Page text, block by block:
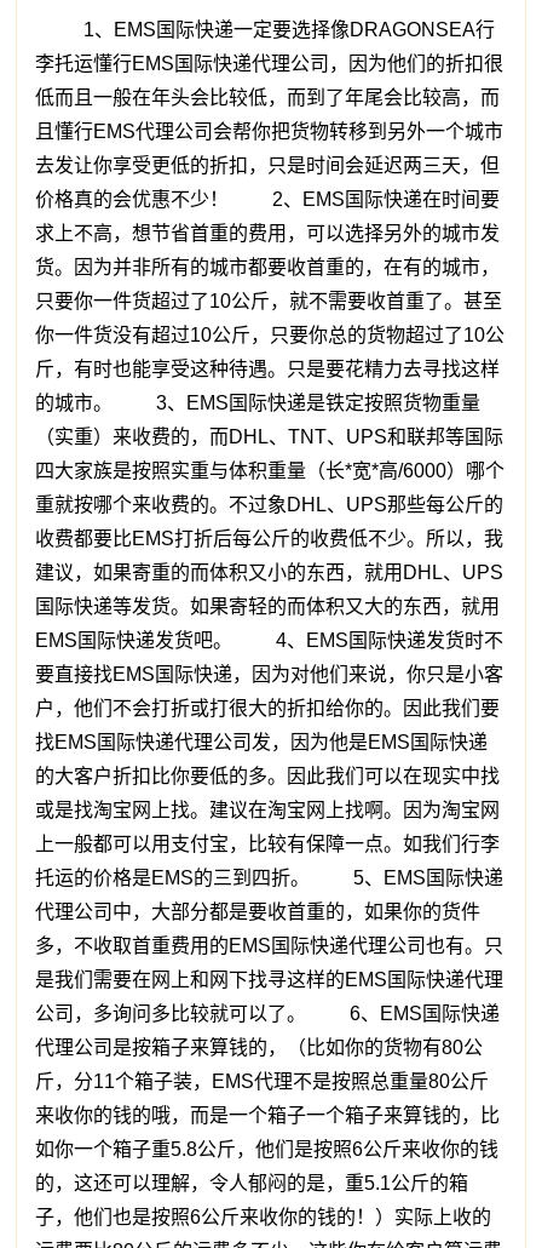
1、EMS国际快递一定要选择像DRAGONSEA行
李托运懂行EMS国际快递代理公司，因为他们的折扣很
低而且一般在年头会比较低，而到了年尾会比较高，而
且懂行EMS代理公司会帮你把货物转移到另外一个城市
去发让你享受更低的折扣，只是时间会延迟两三天，但
价格真的会优惠不少！ 2、EMS国际快递在时间要
求上不高，想节省首重的费用，可以选择另外的城市发
货。因为并非所有的城市都要收首重的，在有的城市，
只要你一件货超过了10公斤，就不需要收首重了。甚至
你一件货没有超过10公斤，只要你总的货物超过了10公
斤，有时也能享受这种待遇。只是要花精力去寻找这样
的城市。 3、EMS国际快递是铁定按照货物重量
（实重）来收费的，而DHL、TNT、UPS和联邦等国际
四大家族是按照实重与体积重量（长*宽*高/6000）哪个
重就按哪个来收费的。不过象DHL、UPS那些每公斤的
收费都要比EMS打折后每公斤的收费低不少。所以，我
建议，如果寄重的而体积又小的东西，就用DHL、UPS
国际快递等发货。如果寄轻的而体积又大的东西，就用
EMS国际快递发货吧。 4、EMS国际快递发货时不
要直接找EMS国际快递，因为对他们来说，你只是小客
户，他们不会打折或打很大的折扣给你的。因此我们要
找EMS国际快递代理公司发，因为他是EMS国际快递
的大客户折扣比你要低的多。因此我们可以在现实中找
或是找淘宝网上找。建议在淘宝网上找啊。因为淘宝网
上一般都可以用支付宝，比较有保障一点。如我们行李
托运的价格是EMS的三到四折。 5、EMS国际快递
代理公司中，大部分都是要收首重的，如果你的货件
多，不收取首重费用的EMS国际快递代理公司也有。只
是我们需要在网上和网下找寻这样的EMS国际快递代理
公司，多询问多比较就可以了。 6、EMS国际快递
代理公司是按箱子来算钱的，（比如你的货物有80公
斤，分11个箱子装，EMS代理不是按照总重量80公斤
来收你的钱的哦，而是一个箱子一个箱子来算钱的，比
如你一个箱子重5.8公斤，他们是按照6公斤来收你的钱
的，这还可以理解，令人郁闷的是，重5.1公斤的箱
子，他们也是按照6公斤来收你的钱的！）实际上收的